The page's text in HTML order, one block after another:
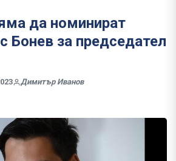
да номинират
Бонев за председател
Димитър Иванов